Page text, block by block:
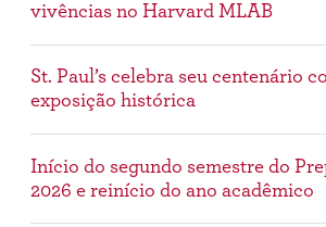
vivências no Harvard MLAB
St. Paul’s celebra seu centenário
exposição histórica
Início do segundo semestre do
2026 e reinício do ano acadêmico